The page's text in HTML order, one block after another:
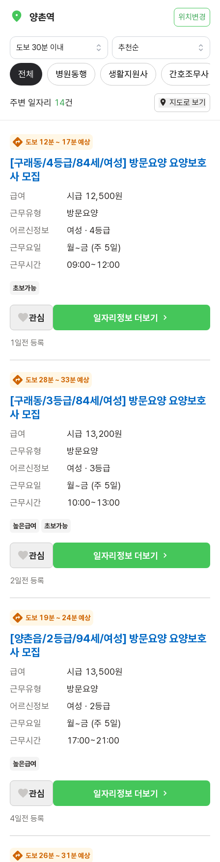
양촌역 위치변경
도보 30분 이내 추천순
전체 병원동행 생활지원사 간호조무사
주변 일자리 14건 지도로 보기
도보 12분 ~ 17분 예상
[구래동/4등급/84세/여성] 방문요양 요양보호
사 모집
급여
시급 12,500원
근무유형
방문요양
어르신정보
여성 · 4등급
근무요일
월~금 (주 5일)
근무시간
09:00~12:00
초보가능
관심 일자리정보 더보기
1일전 등록
도보 28분 ~ 33분 예상
[구래동/3등급/84세/여성] 방문요양 요양보호
사 모집
급여
시급 13,200원
근무유형
방문요양
어르신정보
여성 · 3등급
근무요일
월~금 (주 5일)
근무시간
10:00~13:00
높은급여 초보가능
관심 일자리정보 더보기
2일전 등록
도보 19분 ~ 24분 예상
[양촌읍/2등급/94세/여성] 방문요양 요양보호
사 모집
급여
시급 13,500원
근무유형
방문요양
어르신정보
여성 · 2등급
근무요일
월~금 (주 5일)
근무시간
17:00~21:00
높은급여
관심 일자리정보 더보기
4일전 등록
도보 26분 ~ 31분 예상